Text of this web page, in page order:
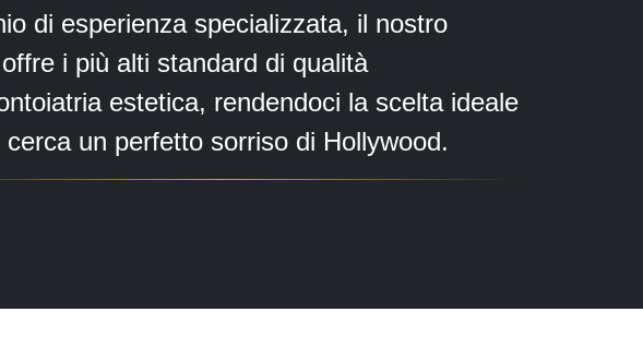
di esperienza specializzata, il nostro
i più alti standard di qualità
estetica, rendendoci la scelta ideale
cerca un perfetto sorriso di Hollywood.